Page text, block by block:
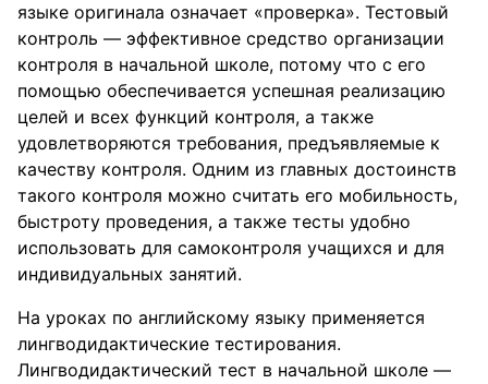
языке оригинала означает «проверка». Тестовый
контроль — эффективное средство организации
контроля в начальной школе, потому что с его
помощью обеспечивается успешная реализацию
целей и всех функций контроля, а также
удовлетворяются требования, предъявляемые к
качеству контроля. Одним из главных достоинств
такого контроля можно считать его мобильность,
быстроту проведения, а также тесты удобно
использовать для самоконтроля учащихся и для
индивидуальных занятий.
На уроках по английскому языку применяется
лингводидактические тестирования.
Лингводидактический тест в начальной школе —